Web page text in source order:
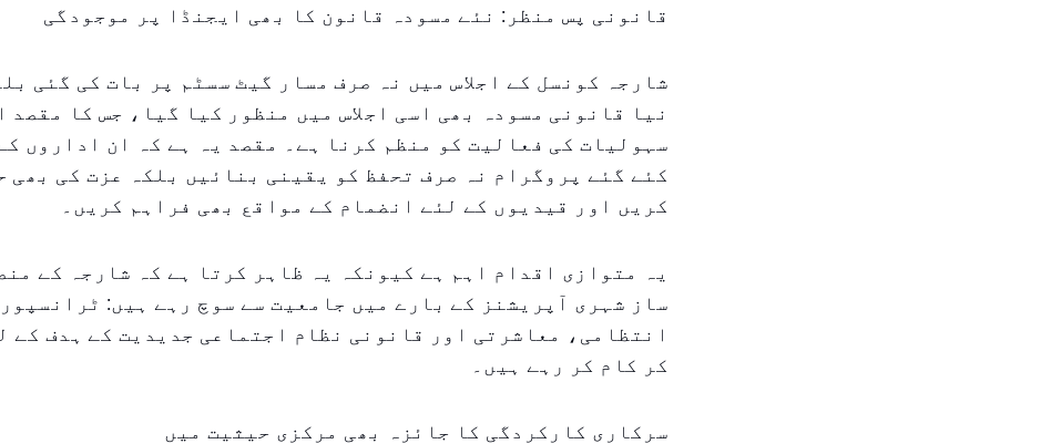
قانونی پس منظر: نئے مسودہ قانون کا بھی ایجنڈا پر موجودگی
شارجہ کونسل کے اجلاس میں نہ صرف مسار گیٹ سسٹم پر بات کی گئی
نیا قانونی مسودہ بھی اسی اجلاس میں منظور کیا گیا، جس کا مقصد
سہولیات کی فعالیت کو منظم کرنا ہے۔ مقصد یہ ہے کہ ان اداروں
کئے گئے پروگرام نہ صرف تحفظ کو یقینی بنائیں بلکہ عزت کی بھی
کریں اور قیدیوں کے لئے انضمام کے مواقع بھی فراہم کریں۔
یہ متوازی اقدام اہم ہے کیونکہ یہ ظاہر کرتا ہے کہ شارجہ کے
ساز شہری آپریشنز کے بارے میں جامعیت سے سوچ رہے ہیں:
انتظامی، معاشرتی اور قانونی نظام اجتماعی جدیدیت کے ہدف کے
کر کام کر رہے ہیں۔
سرکاری کارکردگی کا جائزہ بھی مرکزی حیثیت میں